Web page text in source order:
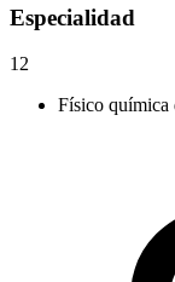
Especialidad
12
Físico química